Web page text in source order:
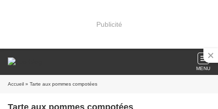
Publicité
MENU
Accueil » Tarte aux pommes compotées
Tarte aux pommes compotées